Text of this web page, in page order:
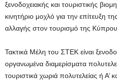
ξενοδοχειακής και τουριστικής
κινητήριο μοχλό για την επίτευξη
αλλαγής στον τουρισμό της
Τακτικά Μέλη του ΣΤΕΚ είναι
οργανωμένα διαμερίσματα
τουριστικά χωριά πολυτελείας ή Α’